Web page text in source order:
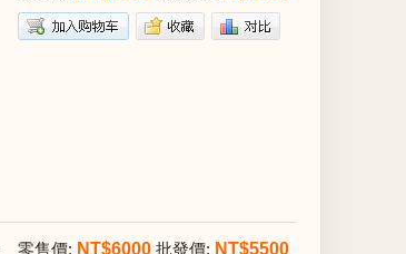
零售價: NT$6000 批發價: NT$5500